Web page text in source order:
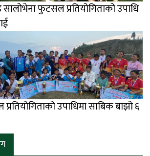
फुटसल प्रतियोगिताको उपाधि
उपाधिमा साबिक बाझो ६